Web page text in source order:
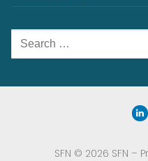
Rechercher
:
SFN © 2026 SFN –